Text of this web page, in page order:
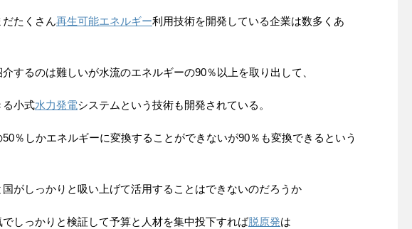
たくさん再生可能エネルギー利用技術を開発している企業は数多くあ
するのは難しいが水流のエネルギーの90％以上を取り出して、
る小式水力発電システムという技術も開発されている。
％しかエネルギーに変換することができないが90％も変換できるという
がしっかりと吸い上げて活用することはできないのだろうか
しっかりと検証して予算と人材を集中投下すれば脱原発は